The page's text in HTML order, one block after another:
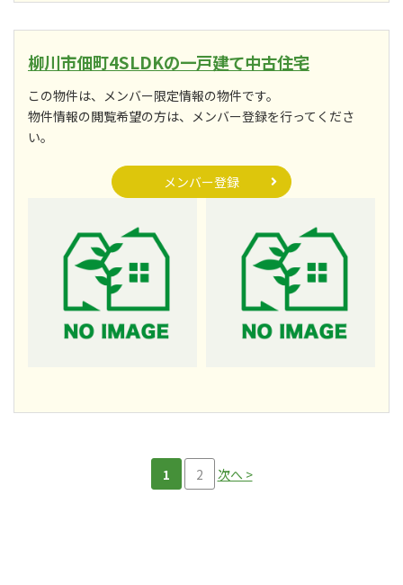
柳川市佃町4SLDKの一戸建て中古住宅
この物件は、メンバー限定情報の物件です。
物件情報の閲覧希望の方は、メンバー登録を行ってくださ
い。
メンバー登録
1 2 次へ >